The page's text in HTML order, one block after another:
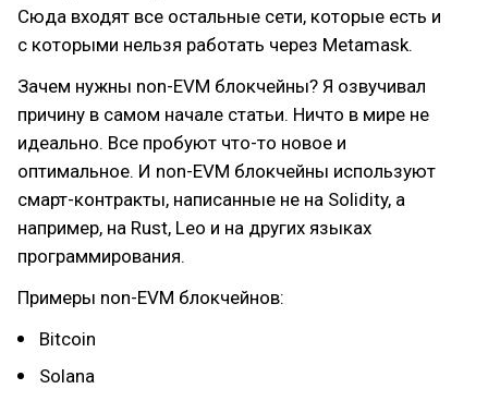
Сюда входят все остальные сети, которые есть и
с которыми нельзя работать через Metamask.
Зачем нужны non-EVM блокчейны? Я озвучивал
причину в самом начале статьи. Ничто в мире не
идеально. Все пробуют что-то новое и
оптимальное. И non-EVM блокчейны используют
смарт-контракты, написанные не на Solidity, а
например, на Rust, Leo и на других языках
программирования.
Примеры non-EVM блокчейнов:
Bitcoin
Solana